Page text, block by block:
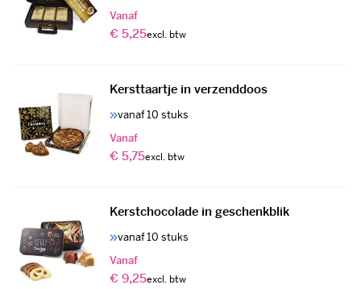
Vanaf
€ 5,25
Kersttaartje in verzenddoos
vanaf 10 stuks
Vanaf
€ 5,75
Kerstchocolade in geschenkblik
vanaf 10 stuks
Vanaf
€ 9,25